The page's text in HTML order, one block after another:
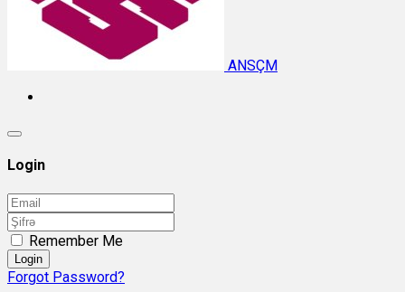
ANSÇM
Login
Remember Me
Login
Forgot Password?